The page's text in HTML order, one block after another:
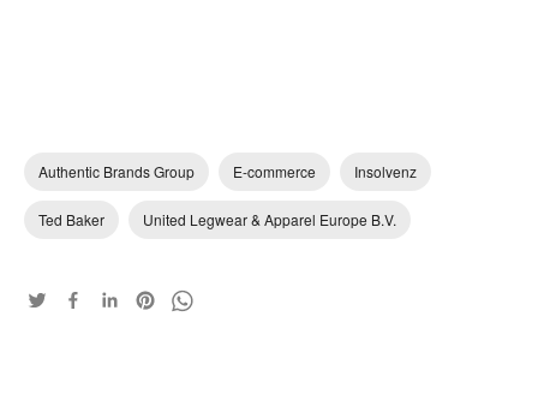
Authentic Brands Group E-commerce Insolvenz
Ted Baker United Legwear & Apparel Europe B.V.